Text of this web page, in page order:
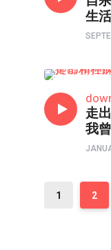
生
走
我
1 2